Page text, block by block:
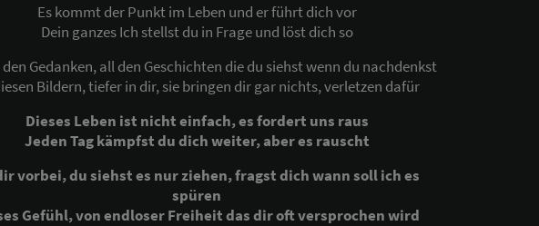
Es kommt der Punkt im Leben und er führt dich vor
Dein ganzes Ich stellst du in Frage und löst dich so
Gedanken, all den Geschichten die du siehst wenn du nachdenkst
Bildern, tiefer in dir, sie bringen dir gar nichts, verletzen dafür
Dieses Leben ist nicht einfach, es fordert uns raus
Jeden Tag kämpfst du dich weiter, aber es rauscht
vorbei, du siehst es nur ziehen, fragst dich wann soll ich es
spüren
Gefühl, von endloser Freiheit das dir oft versprochen wird